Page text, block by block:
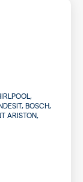
BOSCH,
ARISTON,